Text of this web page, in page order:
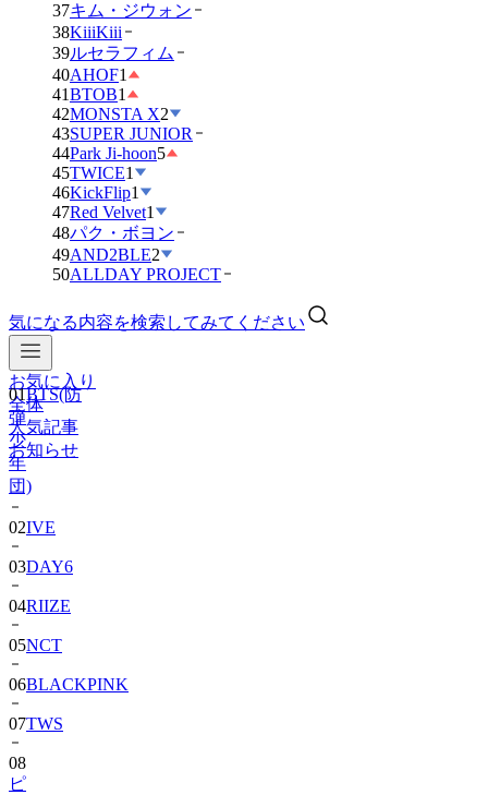
37キム・ジウォン
38KiiiKiii
39ルセラフィム
40AHOF1
41BTOB1
42MONSTA X2
43SUPER JUNIOR
44Park Ji-hoon5
45TWICE1
46KickFlip1
47Red Velvet1
48パク・ボヨン
49AND2BLE2
50ALLDAY PROJECT
気になる内容を検索してみてください
お気に入り
全体
人気記事
お知らせ
01BTS(防
弾
少
年
団)
02IVE
03DAY6
04RIIZE
05NCT
06BLACKPINK
07TWS
08
ピ